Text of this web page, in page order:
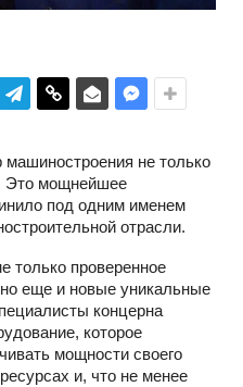
не только
Это мощнейшее
под одним именем
отрасли.
проверенное
еще и новые уникальные
концерна
которое
мощности своего
и, что не менее